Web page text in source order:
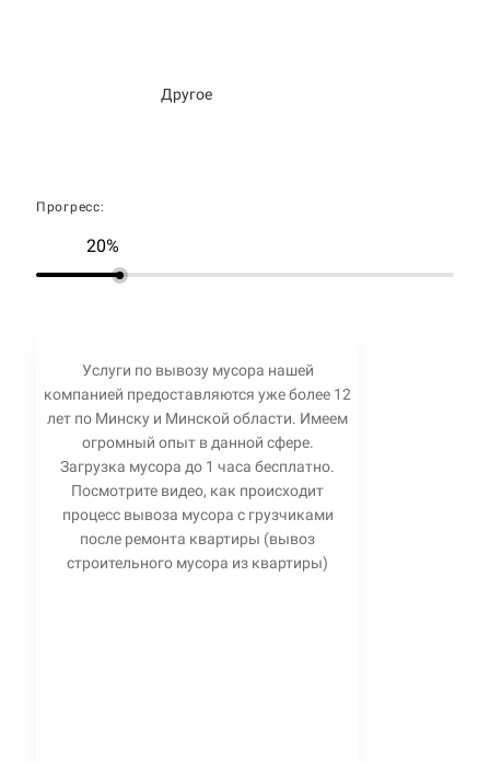
Другое
Прогресс:
20%
Услуги по вывозу мусора нашей
компанией предоставляются уже более 12
лет по Минску и Минской области. Имеем
огромный опыт в данной сфере.
Загрузка мусора до 1 часа бесплатно.
Посмотрите видео, как происходит
процесс вывоза мусора с грузчиками
после ремонта квартиры (вывоз
строительного мусора из квартиры)